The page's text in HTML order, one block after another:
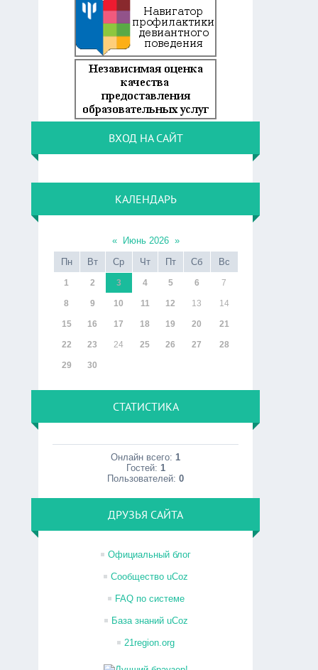
ВХОД НА САЙТ
КАЛЕНДАРЬ
« Июнь 2026 »
Пн
Вт Ср Чт Пт Сб Вс
1 2 3 4 5 6 7
8 9 10 11 12 13 14
15 16 17 18 19 20 21
22 23 24 25 26 27 28
29 30
СТАТИСТИКА
Онлайн всего:1
Гостей: 1
Пользователей:0
ДРУЗЬЯ САЙТА
Официальный блог
Сообщество uCoz
FAQ по системе
База знаний uCoz
21region.org